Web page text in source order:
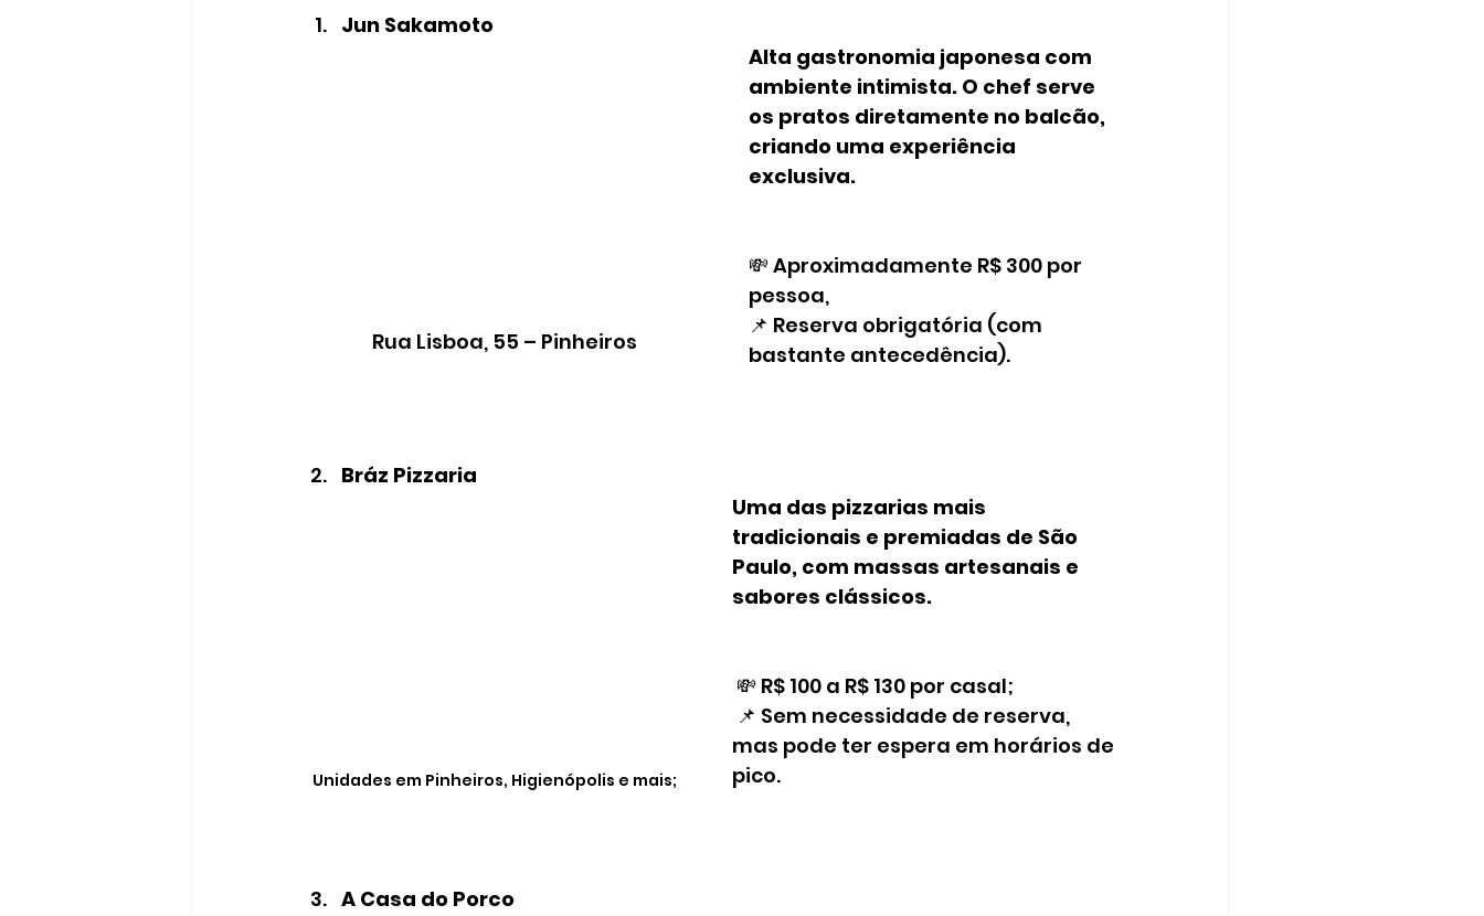
Jun Sakamoto
Rua Lisboa, 55 – Pinheiros
Alta gastronomia japonesa com
ambiente intimista. O chef serve
os pratos diretamente no balcão,
criando uma experiência
exclusiva.
💸 Aproximadamente R$ 300 por
pessoa,
📌 Reserva obrigatória (com
bastante antecedência).
Bráz Pizzaria
Unidades em Pinheiros, Higienópolis e mais;
Uma das pizzarias mais
tradicionais e premiadas de São
Paulo, com massas artesanais e
sabores clássicos.
💸 R$ 100 a R$ 130 por casal;
mas pode ter espera em horários de
pico.
A Casa do Porco